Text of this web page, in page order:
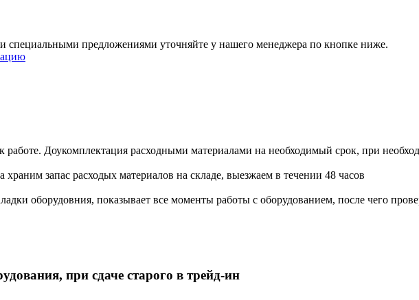
специальными предложениями уточняйте у нашего менеджера по кнопке ниже.
работе. Доукомплектация расходными материалами на необходимый срок, при
храним запас расходых материалов на складе, выезжаем в течении 48 часов
оборудовния, показывает все моменты работы с оборудованием, после чего
при сдаче старого в трейд-ин